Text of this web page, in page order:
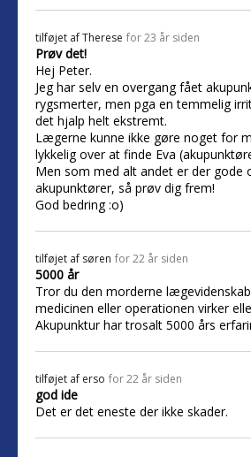
tilføjet afTherese for 23 år siden
Prøv det!
Hej Peter.
Jeg har selv en overgang fået
rygsmerter, men pga en temmelig
det hjalp helt ekstremt.
Lægerne kunne ikke gøre noget for
lykkelig over at finde Eva
Men som med alt andet er der gode
akupunktører, så prøv dig frem!
God bedring :o)
tilføjet af søren for 22 år siden
5000 år
Tror du den morderne
medicinen eller operationen virker
Akupunktur har trosalt 5000 års
tilføjet af erso for 22 år siden
god ide
Det er det eneste der ikke skader.